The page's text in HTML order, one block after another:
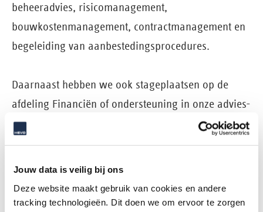
Jouw data is veilig bij ons
Deze website maakt gebruik van cookies en andere
tracking technologieën. Dit doen we om ervoor te zorgen
beheeradvies, risicomanagement,
bouwkostenmanagement, contractmanagement en
begeleiding van aanbestedingsprocedures.
Daarnaast hebben we ook stageplaatsen op de
afdeling Financiën of ondersteuning in onze advies-
en bouwmanagementprojecten.
Wil je solliciteren?
Klik dan opdeze linken laat jouw gegevens achter.